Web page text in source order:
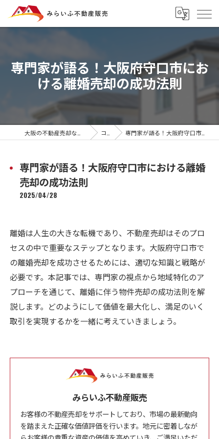
専門家が語る！大阪府守口市にお
ける離婚売却の成功法則
コラム 専門家が語る！大阪府守口市における離婚売却の成功法則
専門家が語る！大阪府守口市における離婚
売却の成功法則
2025/04/28
離婚は人生の大きな転機であり、不動産売却はそのプロ
セスの中で重要なステップとなります。大阪府守口市で
の離婚売却を成功させるためには、適切な知識と戦略が
必要です。本記事では、専門家の視点から地域特化のア
プローチを通じて、離婚に伴う物件売却の成功法則を解
説します。どのようにして価値を最大化し、満足のいく
取引を実現するかを一緒に考えていきましょう。
みらいふ不動産販売
お客様の不動産売却をサポートしており、市場の最新動向
を踏まえた正確な価値評価を行います。地元に密着しなが